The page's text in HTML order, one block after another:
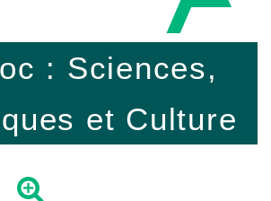
: Sciences,
et Culture